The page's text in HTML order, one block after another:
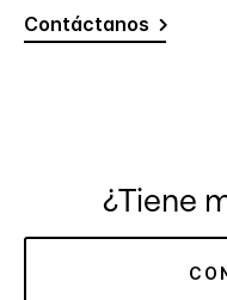
Contáctanos
¿Tiene